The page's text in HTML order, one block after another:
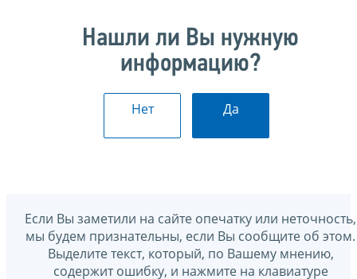
Нашли ли Вы нужную
информацию?
Нет Да
Если Вы заметили на сайте опечатку или неточность,
мы будем признательны, если Вы сообщите об этом.
Выделите текст, который, по Вашему мнению,
содержит ошибку, и нажмите на клавиатуре